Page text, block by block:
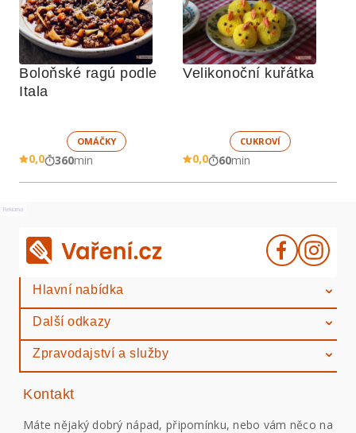
Boloňské ragú podle
Itala
OMÁČKY
0,0 360min
Velikonoční kuřátka
CUKROVÍ
0,0 60min
Reklama
Hlavní nabídka
Další odkazy
Zpravodajství a služby
Kontakt
Máte nějaký dobrý nápad, připomínku, nebo vám něco na